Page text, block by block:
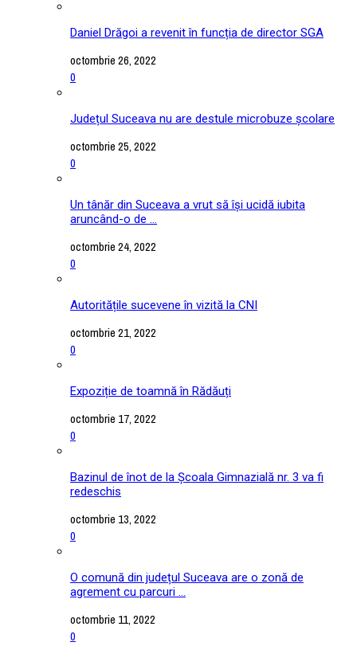
Daniel Drăgoi a revenit în funcția de director SGA
octombrie 26, 2022
0
Județul Suceava nu are destule microbuze școlare
octombrie 25, 2022
0
Un tânăr din Suceava a vrut să își ucidă iubita
aruncând-o de ...
octombrie 24, 2022
0
Autoritățile sucevene în vizită la CNI
octombrie 21, 2022
0
Expoziție de toamnă în Rădăuți
octombrie 17, 2022
0
Bazinul de înot de la Școala Gimnazială nr. 3 va fi
redeschis
octombrie 13, 2022
0
O comună din județul Suceava are o zonă de
agrement cu parcuri ...
octombrie 11, 2022
0